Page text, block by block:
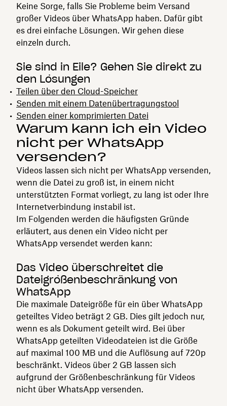
Keine Sorge, falls Sie Probleme beim Versand
großer Videos über WhatsApp haben. Dafür gibt
es drei einfache Lösungen. Wir gehen diese
einzeln durch.
Sie sind in Eile? Gehen Sie direkt zu
den Lösungen
Teilen über den Cloud-Speicher
Senden mit einem Datenübertragungstool
Senden einer komprimierten Datei
Warum kann ich ein Video
nicht per WhatsApp
versenden?
Videos lassen sich nicht per WhatsApp versenden,
wenn die Datei zu groß ist, in einem nicht
unterstützten Format vorliegt, zu lang ist oder Ihre
Internetverbindung instabil ist.
Im Folgenden werden die häufigsten Gründe
erläutert, aus denen ein Video nicht per
WhatsApp versendet werden kann:
Das Video überschreitet die
Dateigrößenbeschränkung von
WhatsApp
Die maximale Dateigröße für ein über WhatsApp
geteiltes Video beträgt 2 GB. Dies gilt jedoch nur,
wenn es als Dokument geteilt wird. Bei über
WhatsApp geteilten Videodateien ist die Größe
auf maximal 100 MB und die Auflösung auf 720p
beschränkt. Videos über 2 GB lassen sich
aufgrund der Größenbeschränkung für Videos
nicht über WhatsApp versenden.